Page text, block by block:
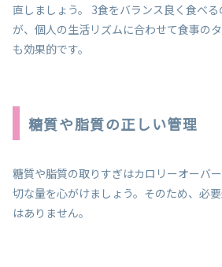
直しましょう。 3食をバランス良く食べ
が、個人の生活リズムに合わせて食事の
も効果的です。
糖質や脂質の正しい管理
糖質や脂質の取りすぎはカロリーオーバ
切な量を心がけましょう。そのため、必
はありません。